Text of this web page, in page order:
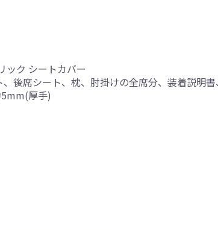
ック シートカバー
後席シート、枕、肘掛けの全席分、装着説明書
厚手)